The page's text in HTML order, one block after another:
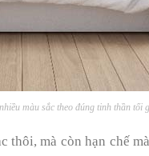
màu sắc theo đúng tinh thần tối
mà còn hạn chế